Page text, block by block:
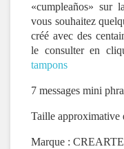
«cumpleaños» sur
vous souhaitez
créé avec des
le consulter en
tampons
7 messages mini
Taille approximative
Marque :